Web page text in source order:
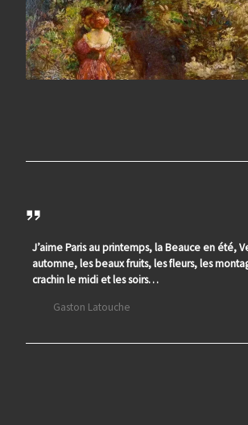
J’aime Paris au printemps, la Beauce en été,
automne, les beaux fruits, les fleurs, les
crachin le midi et les soirs…
Gaston Latouche